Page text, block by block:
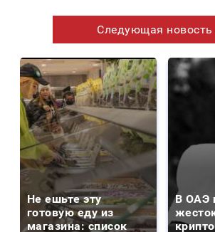
Следующая новость
Не ешьте эту
готовую еду из
магазина: список
В ОАЭ